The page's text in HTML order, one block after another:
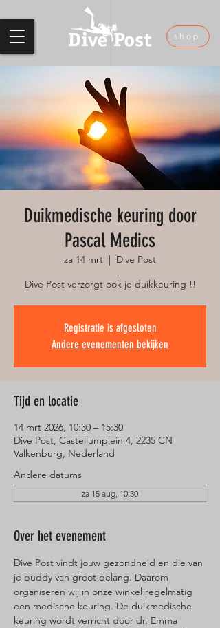
shop
Duikmedische keuring door
Pascal Medics
za 14 mrt
  |
Dive Post
Dive Post verzorgt ook je duikkeuring !!
Registratie is afgesloten
Andere evenementen bekijken
Tijd en locatie
14 mrt 2026, 10:30 – 15:30
Dive Post, Castellumplein 4, 2235 CN
Valkenburg, Nederland
Andere datums
za 15 aug, 10:30
Over het evenement
Dive Post vindt jouw gezondheid en die van
je buddy van groot belang. Daarom
organiseren wij in onze winkel regelmatig
een medische keuring. De duikmedische
keuring wordt verricht door dr. Emma